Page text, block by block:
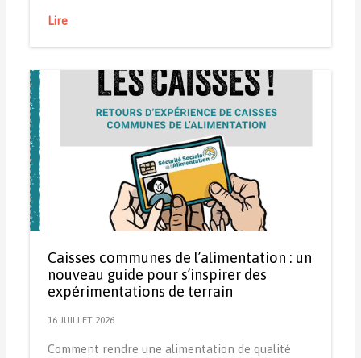
Lire
Caisses communes de l’alimentation : un
nouveau guide pour s’inspirer des
expérimentations de terrain
16 JUILLET 2026
Comment rendre une alimentation de qualité